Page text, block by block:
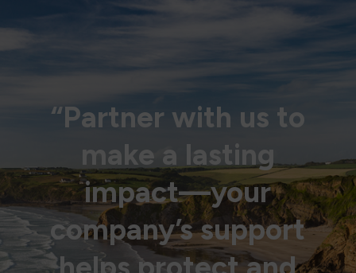
“Partner with us to
make a lasting
impact—your
company’s support